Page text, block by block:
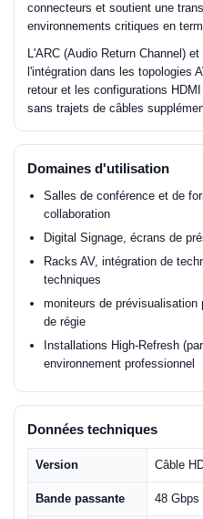
connecteurs et soutient une
environnements critiques en
L'ARC (Audio Return Channel)
l'intégration dans les topologies
retour et les configurations
sans trajets de câbles
Domaines d'utilisation
Salles de conférence et de
collaboration
Digital Signage, écrans de
Racks AV, intégration de
techniques
moniteurs de
de régie
Installations High-Refresh
environnement professionnel
Données techniques
Version Câble
Bande passante 48 Gbps